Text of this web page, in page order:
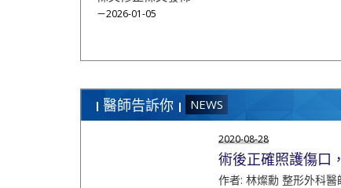
－2026-01-05
醫師告訴你 NEWS
2020-08-28
術後正確照護傷口
作者: 林燦勳 整形外科